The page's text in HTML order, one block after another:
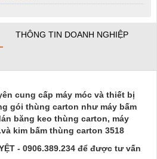
THÔNG TIN DOANH NGHIỆP
cung cấp máy móc và thiết bị
gói thùng carton như máy bấm
băng keo thùng carton, máy
kim bấm thùng carton 3518
- 0906.389.234 để được tư vấn